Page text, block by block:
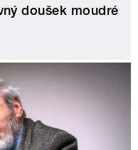
doušek moudré